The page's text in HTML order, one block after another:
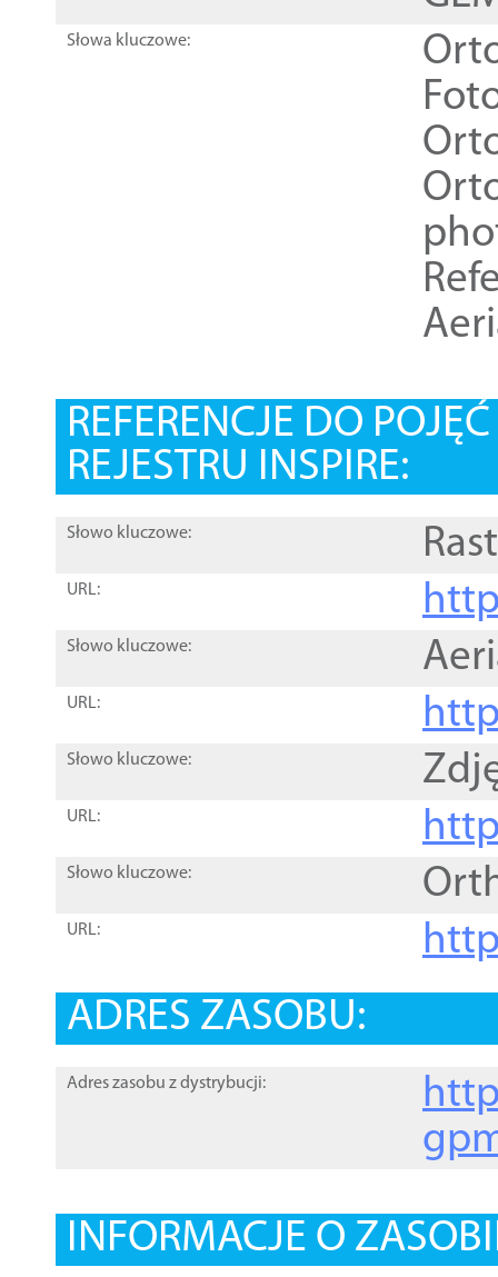
Słowa kluczowe:
REFERENCJE DO
REJESTRU INSPIRE:
Słowo kluczowe:
URL:
Słowo kluczowe:
URL:
Słowo kluczowe:
URL:
Słowo kluczowe:
URL:
ADRES ZASOBU:
Adres zasobu z dystrybucji:
INFORMACJE O